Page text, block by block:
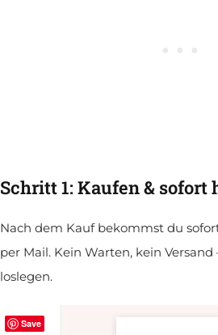
Schritt 1: Kaufen & sofort
Nach dem Kauf bekommst du
per Mail. Kein Warten, kein
loslegen.
Save